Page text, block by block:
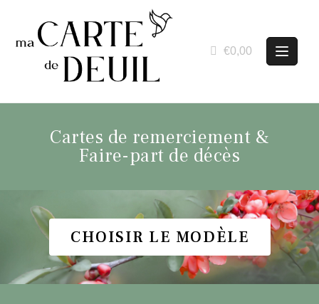
€0,00
Cartes de remerciement &
Faire-part de décès
CHOISIR LE MODÈLE